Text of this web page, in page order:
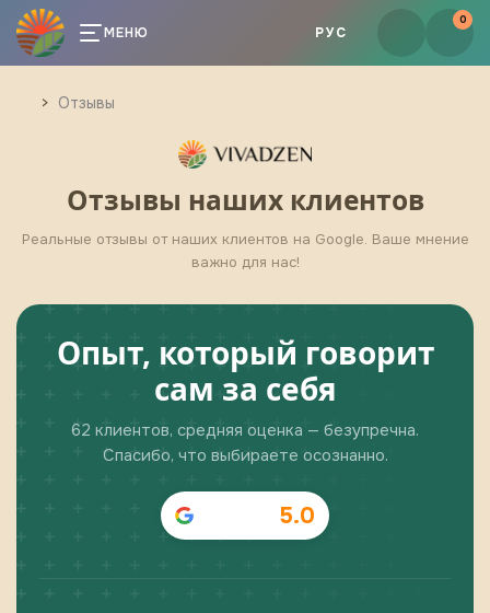
МЕНЮ РУС
0
Отзывы
Отзывы наших клиентов
Реальные отзывы от наших клиентов на Google. Ваше мнение
важно для нас!
Опыт, который говорит
сам за себя
62 клиентов, средняя оценка — безупречна.
Спасибо, что выбираете осознанно.
5.0